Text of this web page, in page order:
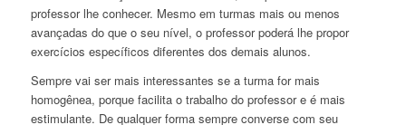
professor lhe conhecer. Mesmo em turmas mais ou menos
avançadas do que o seu nível, o professor poderá lhe propor
exercícios específicos diferentes dos demais alunos.
Sempre vai ser mais interessantes se a turma for mais
homogênea, porque facilita o trabalho do professor e é mais
estimulante. De qualquer forma sempre converse com seu